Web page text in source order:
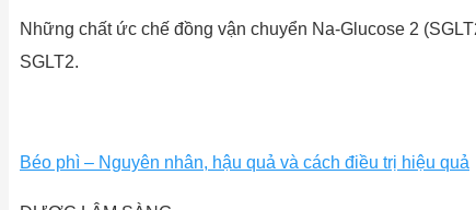
Những chất ức chế đồng vận chuyển Na-Glucose 2
SGLT2.
Béo phì – Nguyên nhân, hậu quả và cách điều trị hiệu quả